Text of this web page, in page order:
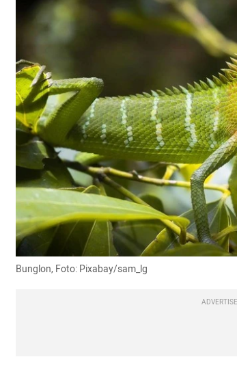
Bunglon, Foto: Pixabay/sam_lg